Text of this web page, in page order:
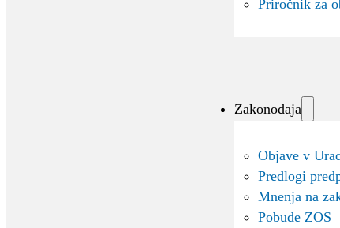
Priročnik za
Zakonodaja
Objave v
Predlogi
Mnenja na
Pobude ZOS